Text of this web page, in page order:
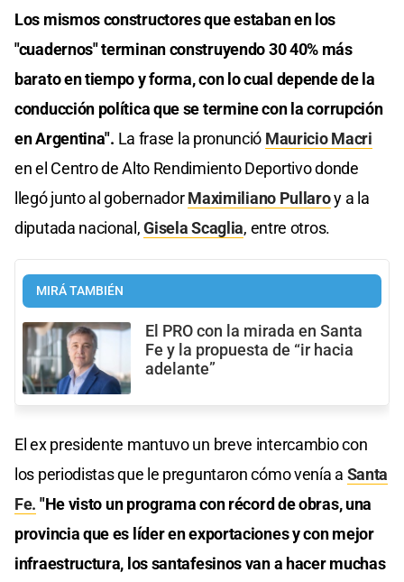
Los mismos constructores que estaban en los
"cuadernos" terminan construyendo 30 40% más
barato en tiempo y forma, con lo cual depende de la
conducción política que se termine con la corrupción
en Argentina". La frase la pronunció Mauricio Macri
en el Centro de Alto Rendimiento Deportivo donde
llegó junto al gobernadorMaximiliano Pullaroy a la
diputada nacional,Gisela Scaglia, entre otros.
MIRÁ TAMBIÉN
El PRO con la mirada en Santa
Fe y la propuesta de “ir hacia
adelante”
El ex presidente mantuvo un breve intercambio con
los periodistas que le preguntaron cómo venía a Santa
Fe. "He visto un programa con récord de obras, una
provincia que es líder en exportaciones y con mejor
infraestructura, los santafesinos van a hacer muchas